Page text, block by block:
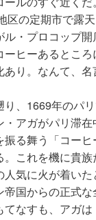
区の定期市で露
・プロコップ
ーヒーあるとこ
あり。なんて、
り、1669年のパ
アガがパリ滞在
る舞う「コーヒ
。これを機に貴
人気に火が着い
帝国からの正式
なすも、アガ